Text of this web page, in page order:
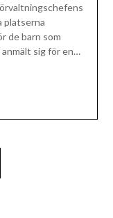
platserna
de barn som
anmält sig för en…